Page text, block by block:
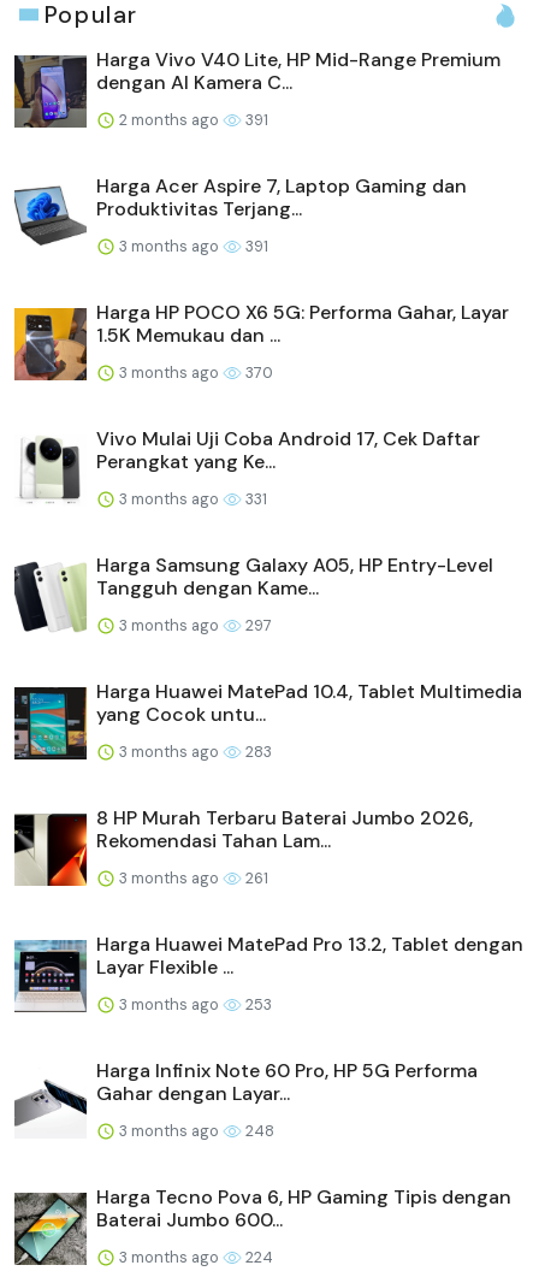
Popular
Harga Vivo V40 Lite, HP Mid-Range Premium
dengan AI Kamera C...
2 months ago 391
Harga Acer Aspire 7, Laptop Gaming dan
Produktivitas Terjang...
3 months ago 391
Harga HP POCO X6 5G: Performa Gahar, Layar
1.5K Memukau dan ...
3 months ago 370
Vivo Mulai Uji Coba Android 17, Cek Daftar
Perangkat yang Ke...
3 months ago 331
Harga Samsung Galaxy A05, HP Entry-Level
Tangguh dengan Kame...
3 months ago 297
Harga Huawei MatePad 10.4, Tablet Multimedia
yang Cocok untu...
3 months ago 283
8 HP Murah Terbaru Baterai Jumbo 2026,
Rekomendasi Tahan Lam...
3 months ago 261
Harga Huawei MatePad Pro 13.2, Tablet dengan
Layar Flexible ...
3 months ago 253
Harga Infinix Note 60 Pro, HP 5G Performa
Gahar dengan Layar...
3 months ago 248
Harga Tecno Pova 6, HP Gaming Tipis dengan
Baterai Jumbo 600...
3 months ago 224